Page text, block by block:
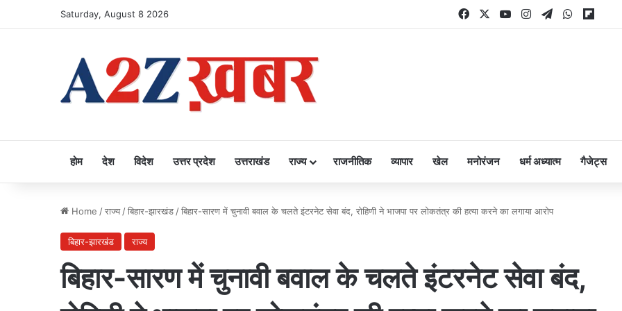
Saturday, August 8 2026 FacebookYouTubeInstagram
TelegramWhatsApp
होम देश विदेश उत्तर प्रदेश उत्तराखंड राज्य राजनीतिक व्यापार खेल मनोरंजन धर्म अध्यात्म गैजेट्स
Home /राज्य /बिहार-झारखंड /बिहार-सारण में चुनावी बवाल के चलते इंटरनेट सेवा बंद, रोहिणी ने भाजपा पर लोकतंत्र की हत्या करने का लगाया आरोप
बिहार-झारखंड राज्य
बिहार-सारण में चुनावी बवाल के चलते इंटरनेट सेवा बंद,